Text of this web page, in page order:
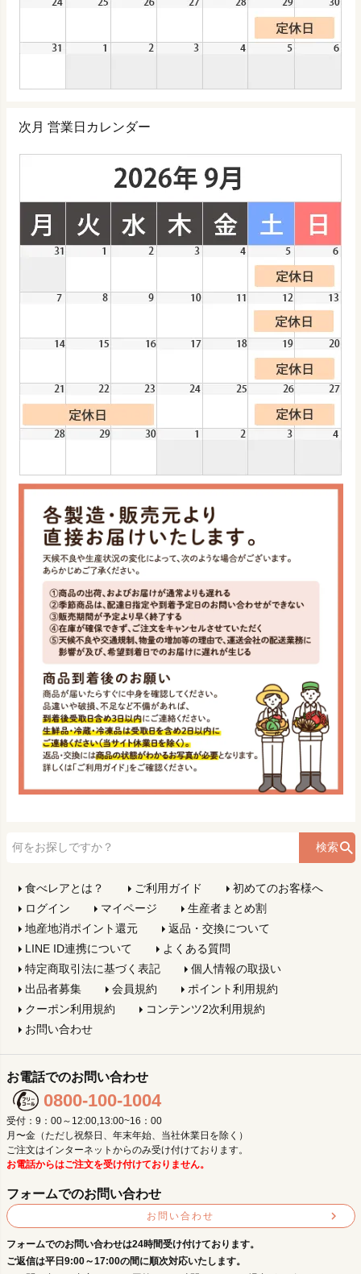
次月 営業日カレンダー
検索
食べレアとは？ ご利用ガイド
初めてのお客様へ
ログイン
マイページ
生産者まとめ割
地産地消ポイント還元
返品・交換について
LINE ID連携について
よくある質問
特定商取引法に基づく表記
個人情報の取扱い
出品者募集
会員規約
ポイント利用規約
クーポン利用規約
コンテンツ2次利用規約
お問い合わせ
お電話でのお問い合わせ
0800-100-1004
受付：9：00～12:00,13:00~16：00
月〜金（ただし祝祭日、年末年始、当社休業日を除く）
ご注文はインターネットからのみ受け付けております。
お電話からはご注文を受け付けておりません。
フォームでのお問い合わせ
お問い合わせ
フォームでのお問い合わせは24時間受け付けております。
ご返信は平日9:00～17:00の間に順次対応いたします。